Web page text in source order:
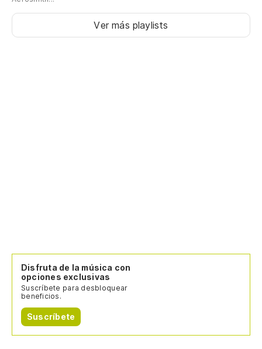
Ver más playlists
Disfruta de la música con
opciones exclusivas
Suscríbete para desbloquear
beneficios.
Suscríbete